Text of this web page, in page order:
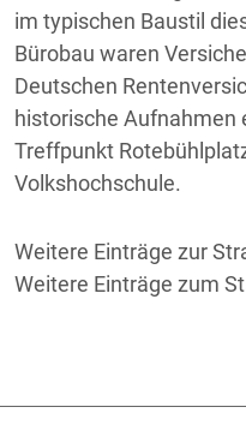
im typischen Baustil
Bürobau waren
Deutschen
historische Aufnahmen
Treffpunkt
Volkshochschule.
Weitere Einträge zur
Weitere Einträge zum